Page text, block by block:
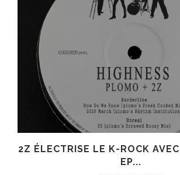
2Z ÉLECTRISE LE K-ROCK
EP...